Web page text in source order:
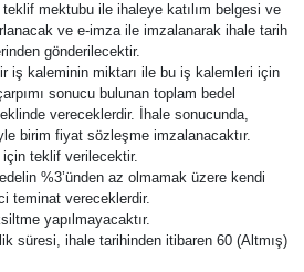
mektubu ile ihaleye katılım belgesi ve
ve e-imza ile imzalanarak ihale tarih
gönderilecektir.
iş kaleminin miktarı ile bu iş kalemleri için
sonucu bulunan toplam bedel
vereceklerdir. İhale sonucunda,
birim fiyat sözleşme imzalanacaktır.
için teklif verilecektir.
%3’ünden az olmamak üzere kendi
teminat vereceklerdir.
yapılmayacaktır.
süresi, ihale tarihinden itibaren 60 (Altmış)